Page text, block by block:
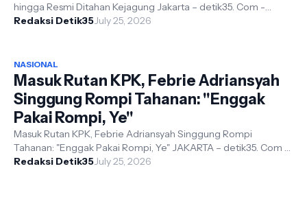
hingga Resmi Ditahan Kejagung Jakarta – detik35. Com -
Perkembangan kasus hukum ya...
Redaksi Detik35July 25, 2026
NASIONAL
Masuk Rutan KPK, Febrie Adriansyah
Singgung Rompi Tahanan: "Enggak
Pakai Rompi, Ye"
Masuk Rutan KPK, Febrie Adriansyah Singgung Rompi
Tahanan: "Enggak Pakai Rompi, Ye" JAKARTA – detik35. Com -
Mantan Jaksa Agung ...
Redaksi Detik35July 25, 2026